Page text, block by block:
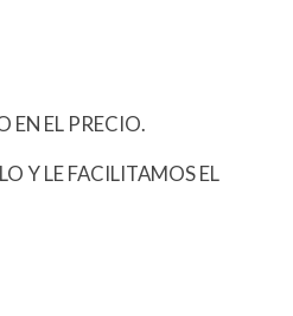
EN EL PRECIO.
Y LE FACILITAMOS EL